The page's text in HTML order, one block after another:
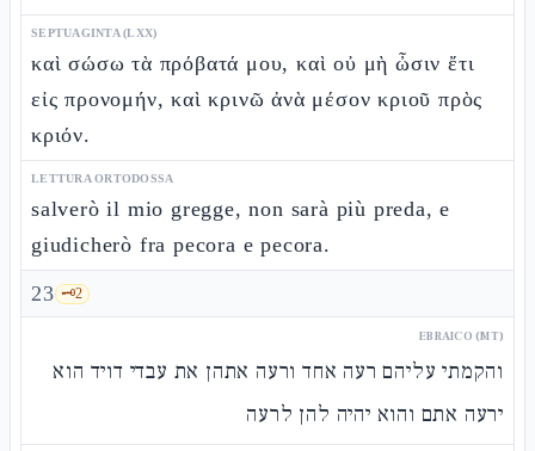
SEPTUAGINTA (LXX)
καὶ σώσω τὰ πρόβατά μου, καὶ οὐ μὴ ὦσιν ἔτι
εἰς προνομήν, καὶ κρινῶ ἀνὰ μέσον κριοῦ πρὸς
κριόν.
LETTURA ORTODOSSA
salverò il mio gregge, non sarà più preda, e
giudicherò fra pecora e pecora.
23 🗝️2
EBRAICO (MT)
והקמתי עליהם רעה אחד ורעה אתהן את עבדי דויד הוא
ירעה אתם והוא יהיה להן לרעה